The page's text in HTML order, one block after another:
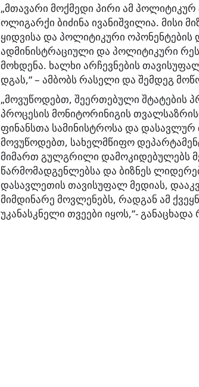
„მთავარი მოქმედი პირი ამ
ოლიგარქი ბიძინა ივანიშვილია. მისი
ყიდვისა და პოლიტიკური ოპონენტების
ადმინისტრაციული და პოლიტიკური
მოხდენა. ხალხი არჩევნების
დგას,“ – ამბობს რასელი და შემდეგ
„მოვუწოდებთ, შეერთებული შტატების
პროცესის მონიტორინიგის
ფინანსთა სამინისტროსა და დასავლურ
მოვუწოდებთ, სახელმწიფო
მიმართ გულგრილი დამოკიდებულებს
წარმომადგენლებსა და ბიზნეს
დასავლეთის თავისუფალ მედიას,
მიმდინარე მოვლენებს, რადგან ამ
უკანასკნელი თვეები იყოს,“-